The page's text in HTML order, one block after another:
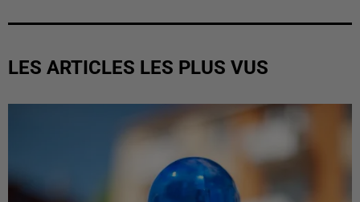
LES ARTICLES LES PLUS VUS